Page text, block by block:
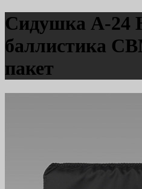
Сидушка А-24
баллистика
пакет